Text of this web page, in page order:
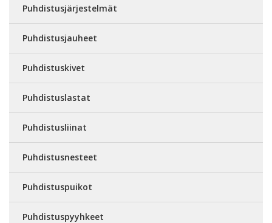
Puhdistusjärjestelmät
Puhdistusjauheet
Puhdistuskivet
Puhdistuslastat
Puhdistusliinat
Puhdistusnesteet
Puhdistuspuikot
Puhdistuspyyhkeet